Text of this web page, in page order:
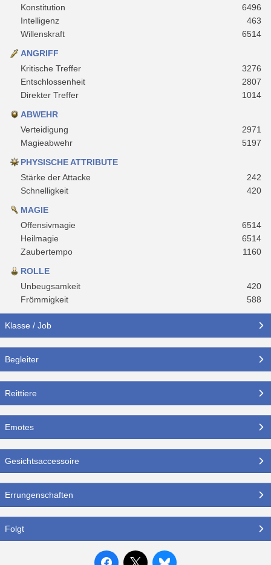
Konstitution
6496
Intelligenz
463
Willenskraft
6514
ANGRIFF
Kritische Treffer
3276
Entschlossenheit
2807
Direkter Treffer
1014
ABWEHR
Verteidigung
2971
Magieabwehr
5197
PHYSISCHE ATTRIBUTE
Stärke der Attacke
242
Schnelligkeit
420
MAGIE
Offensivmagie
6514
Heilmagie
6514
Zaubertempo
1160
ROLLE
Unbeugsamkeit
420
Frömmigkeit
588
Klasse / Job
Begleiter
Reittiere
Emotes
Gesichtsaccessoire
Errungenschaften
Folgt